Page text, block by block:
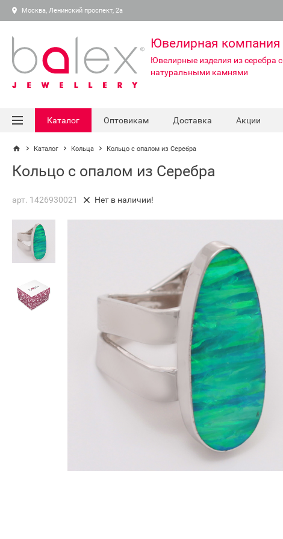
Москва, Ленинский проспект, 2а
Ювелирная компания
Ювелирные изделия из серебра с
натуральными камнями
Каталог Оптовикам Доставка Акции
Каталог Кольца Кольцо с опалом из Серебра
Кольцо с опалом из Серебра
арт. 1426930021 Нет в наличии!